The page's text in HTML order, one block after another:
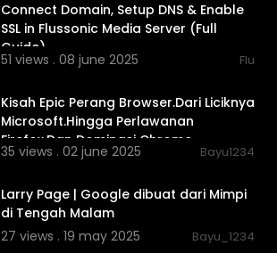
Connect Domain, Setup DNS & Enable
SSL in Flussonic Media Server (Full
Guide)
51 views . 08 june 2025 Flu
Kisah Epic Perang Browser.Dari Liciknya
Microsoft.Hingga Perlawanan
Firefox.Dan Dominasi Chrome
35 views . 02 june 2025 Bayu1234
Larry Page | Google dibuat dari Mimpi
di Tengah Malam
27 views . 19 may 2025
Bayu_1234